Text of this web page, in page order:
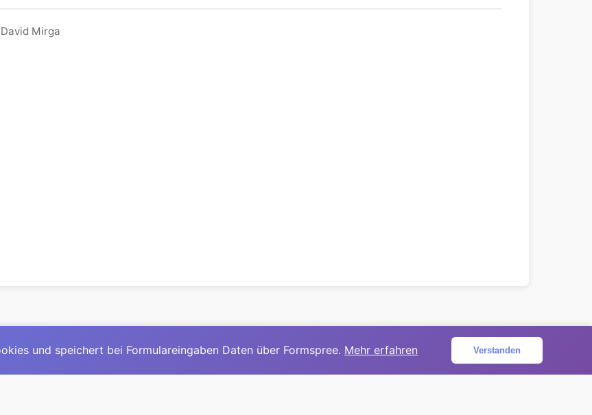
Mirga
© 2025David Mirga|LinkedIn|davidmirga.com
und speichert bei Formulareingaben Daten über Formspree. Mehr erfahren Verstanden